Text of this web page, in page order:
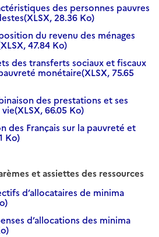
des personnes pauvres
28.36 Ko)
du revenu des ménages
47.84 Ko)
des transferts sociaux et fiscaux
monétaire(XLSX, 75.65
des prestations et ses
66.05 Ko)
des Français sur la pauvreté et
Ko)
et assiettes des ressources
d’allocataires de minima
d’allocations des minima